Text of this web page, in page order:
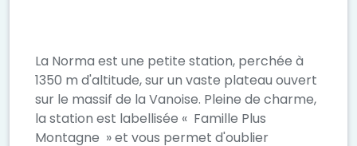
La Norma est une petite station, perchée à
1350 m d'altitude, sur un vaste plateau ouvert
sur le massif de la Vanoise. Pleine de charme,
la station est labellisée « Famille Plus
Montagne » et vous permet d'oublier